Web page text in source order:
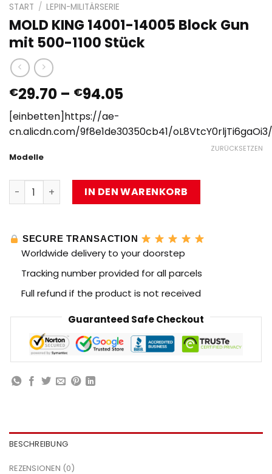
START / LEPIN-MILITÄRSERIE
MOLD KING 14001-14005 Block Gun
mit 500-1100 Stück
€29.70 – €94.05Preisspanne:
bis
€94.05
[einbetten]https://ae-
cn.alicdn.com/9f8e1de30350cb41/
Modelle
ZURÜCKSETZEN
MOLD KING 14001-14005 Block Gun mit 500-1100 Stück
IN DEN WARENKORB
SECURE TRANSACTION
Worldwide delivery to your doorstep
Tracking number provided for all parcels
Full refund if the product is not received
Guaranteed Safe Checkout
BESCHREIBUNG
REZENSIONEN (0)